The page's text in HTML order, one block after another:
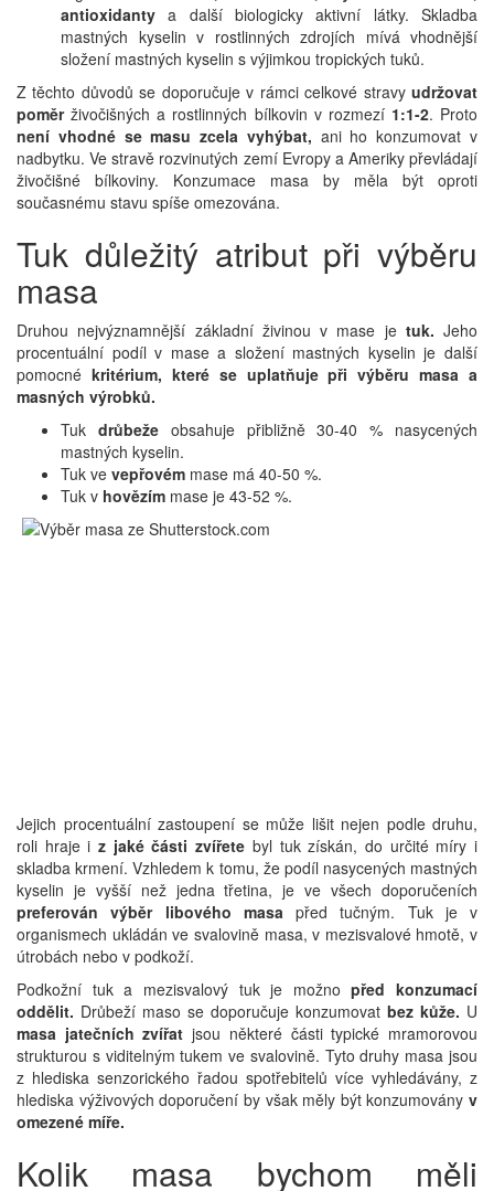
antioxidanty a další biologicky aktivní látky. Skladba
mastných kyselin v rostlinných zdrojích mívá vhodnější
složení mastných kyselin s výjimkou tropických tuků.
Z těchto důvodů se doporučuje v rámci celkové stravy udržovat
poměrživočišných a rostlinných bílkovin v rozmezí 1:1-2. Proto
není vhodné se masu zcela vyhýbat, ani ho konzumovat v
nadbytku. Ve stravě rozvinutých zemí Evropy a Ameriky převládají
živočišné bílkoviny. Konzumace masa by měla být oproti
současnému stavu spíše omezována.
Tuk důležitý atribut při výběru
masa
Druhou nejvýznamnější základní živinou v mase jetuk. Jeho
procentuální podíl v mase a složení mastných kyselin je další
pomocné kritérium, které se uplatňuje při výběru masa a
masných výrobků.
Tuk drůbežeobsahuje přibližně 30-40 % nasycených
mastných kyselin.
Tuk ve vepřovém mase má 40-50 %.
Tuk v hovězím mase je 43-52 %.
Jejich procentuální zastoupení se může lišit nejen podle druhu,
roli hraje iz jaké části zvířete byl tuk získán, do určité míry i
skladba krmení. Vzhledem k tomu, že podíl nasycených mastných
kyselin je vyšší než jedna třetina, je ve všech doporučeních
preferován výběr libového masapřed tučným. Tuk je v
organismech ukládán ve svalovině masa, v mezisvalové hmotě, v
útrobách nebo v podkoží.
Podkožní tuk a mezisvalový tuk je možnopřed konzumací
oddělit. Drůbeží maso se doporučuje konzumovat bez kůže. U
masa jatečních zvířat jsou některé části typické mramorovou
strukturou s viditelným tukem ve svalovině. Tyto druhy masa jsou
z hlediska senzorického řadou spotřebitelů více vyhledávány, z
hlediska výživových doporučení by však měly být konzumovány v
omezené míře.
Kolik masa bychom měli